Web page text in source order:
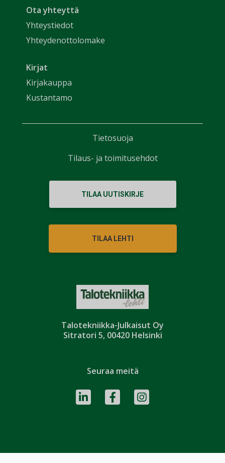
Talotekniikka-Julkaisut Oy
Sitratori 5, 00420 Helsinki
Ota yhteyttä
Yhteystiedot
Yhteydenottolomake
Kirjat
Kirjakauppa
Kustantamo
TILAA UUTISKIRJE
TILAA LEHTI
Seuraa meitä
Tietosuoja
Tilaus- ja toimitusehdot